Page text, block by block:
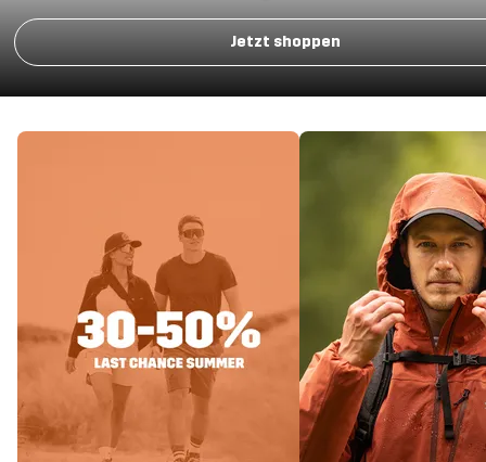
Jetzt shoppen